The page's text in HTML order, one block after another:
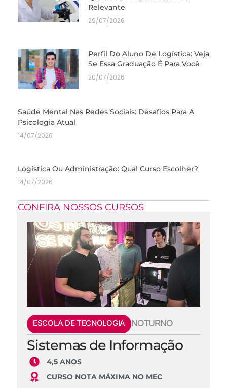
Relevante
29/07/2026
Perfil Do Aluno De Logística: Veja
Se Essa Graduação É Para Você
20/07/2026
Saúde Mental Nas Redes Sociais: Desafios Para A
Psicologia Atual
14/07/2026
Logística Ou Administração: Qual Curso Escolher?
14/07/2026
CONFIRA NOSSOS CURSOS
ESCOLA DE TECNOLOGIA NOTURNO
Sistemas de Informação
4,5 ANOS
CURSO NOTA MÁXIMA NO MEC